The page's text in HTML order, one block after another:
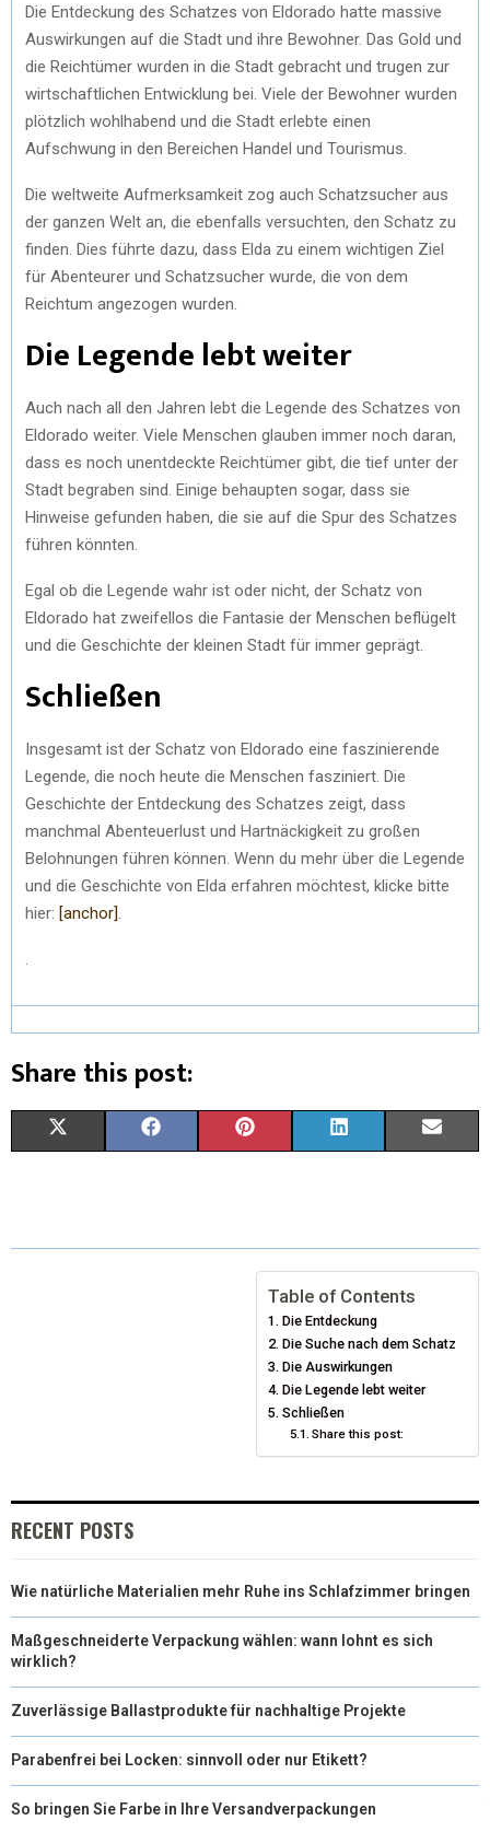
Die Entdeckung des Schatzes von Eldorado hatte massive
Auswirkungen auf die Stadt und ihre Bewohner. Das Gold und
die Reichtümer wurden in die Stadt gebracht und trugen zur
wirtschaftlichen Entwicklung bei. Viele der Bewohner wurden
plötzlich wohlhabend und die Stadt erlebte einen
Aufschwung in den Bereichen Handel und Tourismus.
Die weltweite Aufmerksamkeit zog auch Schatzsucher aus
der ganzen Welt an, die ebenfalls versuchten, den Schatz zu
finden. Dies führte dazu, dass Elda zu einem wichtigen Ziel
für Abenteurer und Schatzsucher wurde, die von dem
Reichtum angezogen wurden.
Die Legende lebt weiter
Auch nach all den Jahren lebt die Legende des Schatzes von
Eldorado weiter. Viele Menschen glauben immer noch daran,
dass es noch unentdeckte Reichtümer gibt, die tief unter der
Stadt begraben sind. Einige behaupten sogar, dass sie
Hinweise gefunden haben, die sie auf die Spur des Schatzes
führen könnten.
Egal ob die Legende wahr ist oder nicht, der Schatz von
Eldorado hat zweifellos die Fantasie der Menschen beflügelt
und die Geschichte der kleinen Stadt für immer geprägt.
Schließen
Insgesamt ist der Schatz von Eldorado eine faszinierende
Legende, die noch heute die Menschen fasziniert. Die
Geschichte der Entdeckung des Schatzes zeigt, dass
manchmal Abenteuerlust und Hartnäckigkeit zu großen
Belohnungen führen können. Wenn du mehr über die Legende
und die Geschichte von Elda erfahren möchtest, klicke bitte
hier: [anchor]
Share this post:
W E T
E
R
E
S
K
D
I
I
Table of Contents
Die Entdeckung
Die Suche nach dem Schatz
Die Auswirkungen
Die Legende lebt weiter
Schließen
Share this post:
RECENT POSTS
Wie natürliche Materialien mehr Ruhe ins Schlafzimmer bringen
Maßgeschneiderte Verpackung wählen: wann lohnt es sich
wirklich?
Zuverlässige Ballastprodukte für nachhaltige Projekte
Parabenfrei bei Locken: sinnvoll oder nur Etikett?
So bringen Sie Farbe in Ihre Versandverpackungen